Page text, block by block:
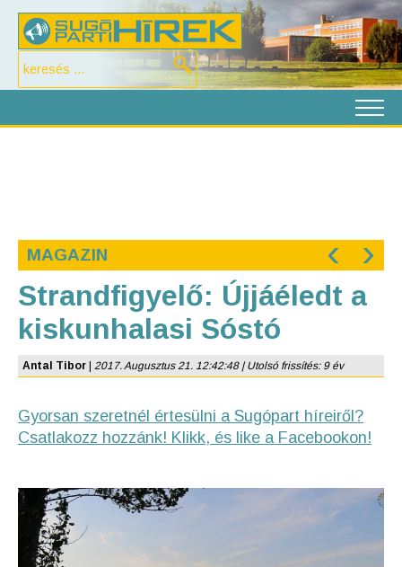
MAGAZIN ‹ ›
Strandfigyelő: Újjáéledt a
kiskunhalasi Sóstó
Antal Tibor 2017. Augusztus 21. 12:42:48 | Utolsó frissítés: 9 év
Gyorsan szeretnél értesülni a Sugópart híreiről?
Csatlakozz hozzánk! Klikk, és like a Facebookon!